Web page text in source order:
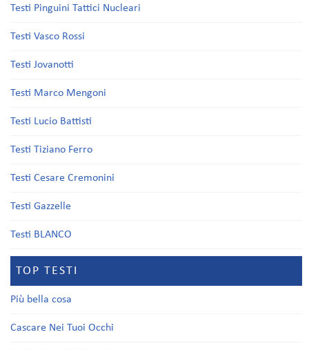
Testi Pinguini Tattici Nucleari
Testi Vasco Rossi
Testi Jovanotti
Testi Marco Mengoni
Testi Lucio Battisti
Testi Tiziano Ferro
Testi Cesare Cremonini
Testi Gazzelle
Testi BLANCO
TOP TESTI
Più bella cosa
Cascare Nei Tuoi Occhi